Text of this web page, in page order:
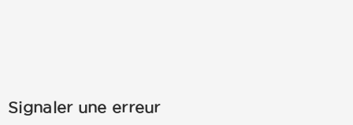
Signaler une erreur